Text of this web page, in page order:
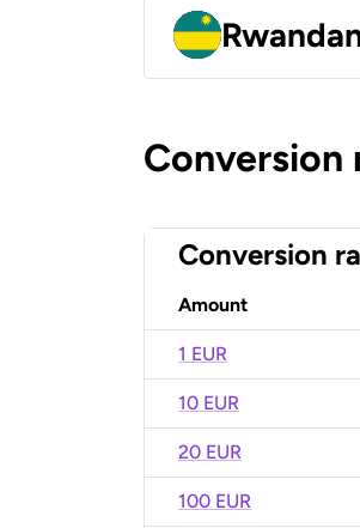
Conversion
Amount
1 EUR
10 EUR
20 EUR
100 EUR